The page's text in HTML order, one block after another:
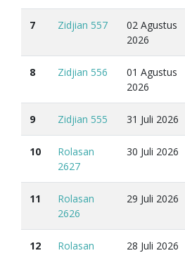
7 Zidjian 557
02 Agustus
2026
8 Zidjian 556
01 Agustus
2026
9 Zidjian 555 31 Juli 2026
10
Rolasan
2627
30 Juli 2026
11
Rolasan
2626
29 Juli 2026
12
Rolasan
28 Juli 2026